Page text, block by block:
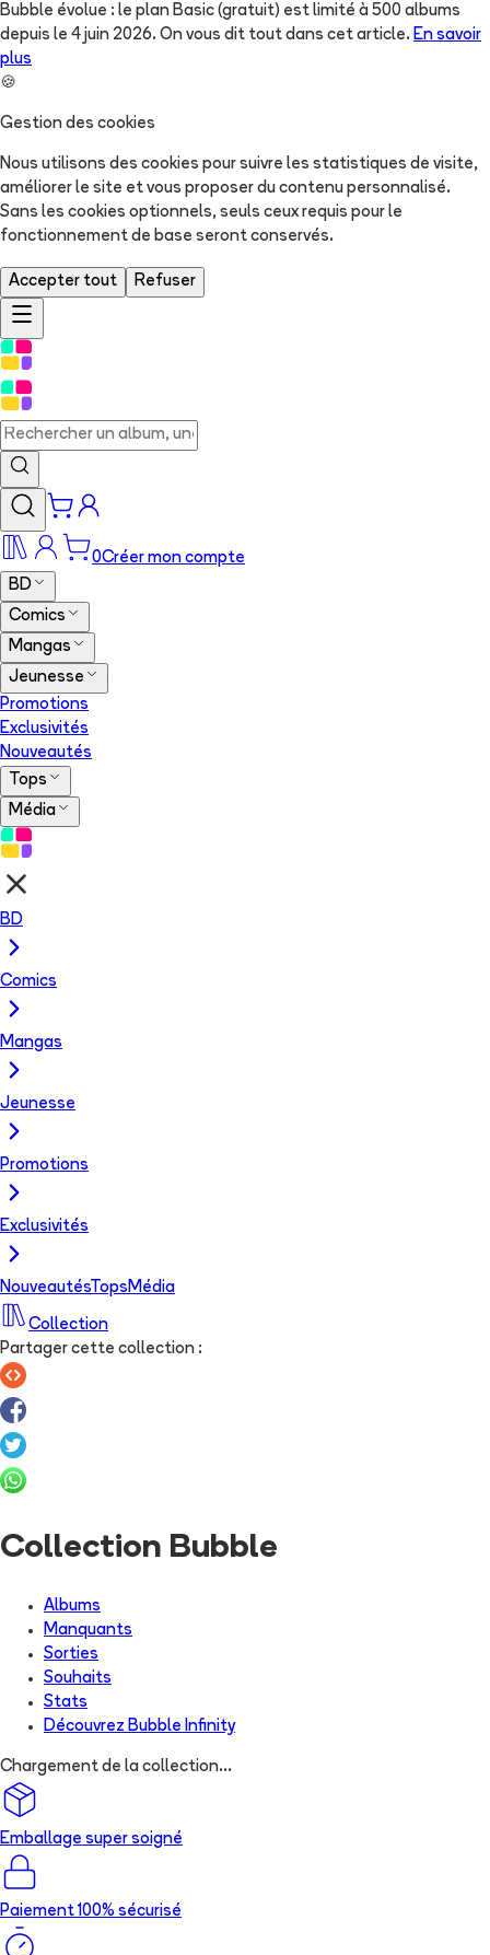
Bubble évolue : le plan Basic (gratuit) est limité à 500 albums
depuis le 4 juin 2026. On vous dit tout dans cet article. En savoir
plus
🍪
Gestion des cookies
Nous utilisons des cookies pour suivre les statistiques de visite,
améliorer le site et vous proposer du contenu personnalisé.
Sans les cookies optionnels, seuls ceux requis pour le
fonctionnement de base seront conservés.
Accepter tout Refuser
0Créer mon compte
BD
Comics
Mangas
Jeunesse
Promotions
Exclusivités
Nouveautés
Tops
Média
BD
Comics
Mangas
Jeunesse
Promotions
Exclusivités
NouveautésTops Média
Collection
Partager cette collection :
Collection Bubble
Albums
Manquants
Sorties
Souhaits
Stats
Découvrez Bubble Infinity
Chargement de la collection...
Emballage super soigné
Paiement 100% sécurisé